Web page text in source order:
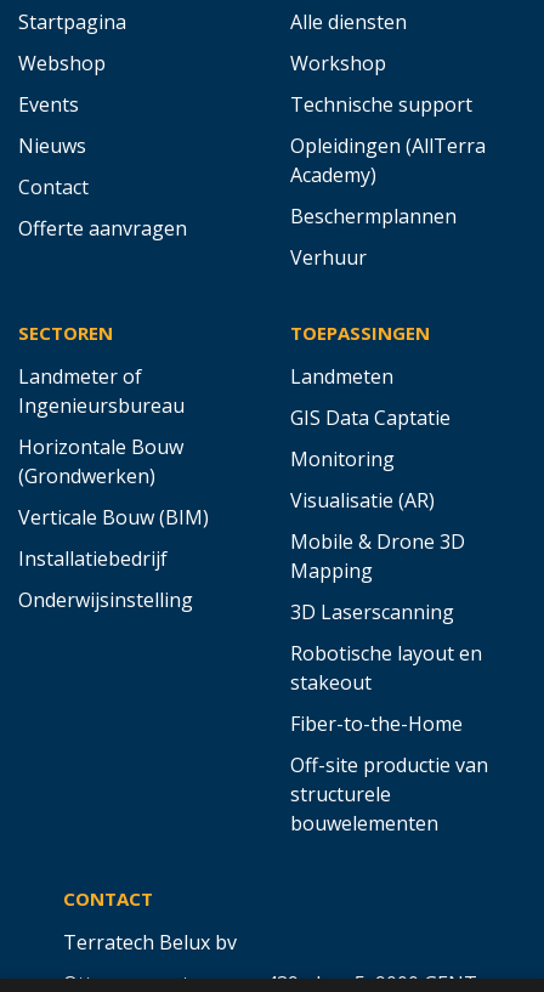
Startpagina
Webshop
Events
Nieuws
Contact
Offerte aanvragen
Alle diensten
Workshop
Technische support
Opleidingen (AllTerra
Academy)
Beschermplannen
Verhuur
SECTOREN
Landmeter of
Ingenieursbureau
Horizontale Bouw
(Grondwerken)
Verticale Bouw (BIM)
Installatiebedrijf
Onderwijsinstelling
TOEPASSINGEN
Landmeten
GIS Data Captatie
Monitoring
Visualisatie (AR)
Mobile & Drone 3D
Mapping
3D Laserscanning
Robotische layout en
stakeout
Fiber-to-the-Home
Off-site productie van
structurele
bouwelementen
CONTACT
Terratech Belux bv
Ottergemsesteenweg 439 - bus 5,9000 GENT